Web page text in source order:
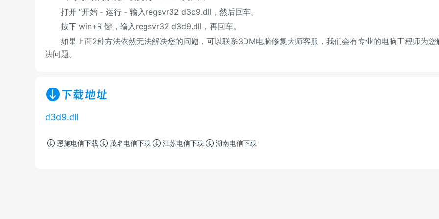
打开 “开始 - 运行 - 输入regsvr32 d3d9.dll，然后回车。
按下 win+R 键，输入regsvr32 d3d9.dll，再回车。
如果上面2种方法依然无法解决您的问题，可以联系3DM电脑修复大师客服，我们会有专业的电脑工程师为您
决问题。
下载地址
d3d9.dll
恩施电信下载 茂名电信下载 江苏电信下载 湖南电信下载